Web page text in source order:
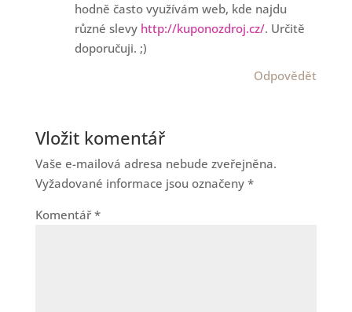
hodně často využívám web, kde najdu
různé slevy http://kuponozdroj.cz/. Určitě
doporučuji. ;)
Odpovědět
Vložit komentář
Vaše e-mailová adresa nebude zveřejněna.
Vyžadované informace jsou označeny *
Komentář *